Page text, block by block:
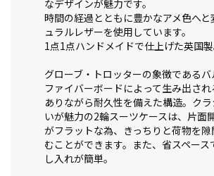
なデザインが魅力です。
時間の経過とともに豊かなアメ色へと
ュラルレザーを使用しています。
1点1点ハンドメイドで仕上げた英国製
グローブ・トロッターの象徴である
ファイバーボードによって生み出さ
ありながら耐久性を備えた構造。ク
いが魅力の2輪スーツケースは、片面
がフラットな為、きっちりと荷物を
むことができます。また、省スペース
し入れが簡単。